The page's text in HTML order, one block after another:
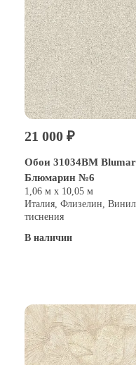
21 000 ₽
Обои 31034BM
Блюмарин №6
1,06 м х 10,05 м
Италия, Флизелин, Винил
тиснения
В наличии